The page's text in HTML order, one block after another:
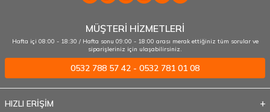
MÜŞTERİ HİZMETLERİ
Hafta içi 08:00 - 18:30 / Hafta sonu 09:00 - 18:00 arası merak ettiğiniz tüm sorular ve
siparişleriniz için ulaşabilirsiniz.
0532 788 57 42 - 0532 781 01 08
HIZLI ERİŞİM